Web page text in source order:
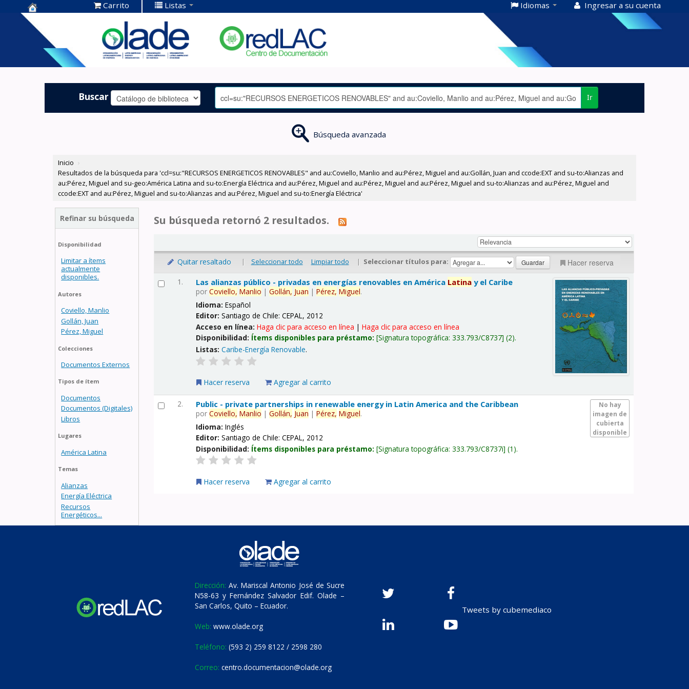
Centro de
Documentación
OLADE -
Carrito Listas Idiomas Ingresar a su cuenta
Buscar Ir
Búsqueda avanzada
Inicio ›
Resultados de la búsqueda para 'ccl=su:"RECURSOS ENERGETICOS RENOVABLES" and au:Coviello, Manlio and au:Pérez, Miguel and au:Gollán, Juan and ccode:EXT and su-to:Alianzas and
au:Pérez, Miguel and su-geo:América Latina and su-to:Energía Eléctrica and au:Pérez, Miguel and au:Pérez, Miguel and au:Pérez, Miguel and su-to:Alianzas and au:Pérez, Miguel and
ccode:EXT and au:Pérez, Miguel and su-to:Alianzas and au:Pérez, Miguel and su-to:Energía Eléctrica'
Refinar su búsqueda
Disponibilidad
Limitar a ítems
actualmente
disponibles.
Autores
Coviello, Manlio
Gollán, Juan
Pérez, Miguel
Colecciones
Documentos Externos
Tipos de ítem
Documentos
Documentos (Digitales)
Libros
Lugares
América Latina
Temas
Alianzas
Energía Eléctrica
Recursos
Energéticos...
Su búsqueda retornó 2 resultados.
Quitar resaltado | Seleccionar todo Limpiar todo | Seleccionar títulos para: Hacer reserva
1. Las alianzas público - privadas en energías renovables en América Latina y el Caribe
porCoviello, Manlio |Gollán, Juan |Pérez, Miguel.
Idioma:Español
Editor:Santiago de Chile: CEPAL, 2012
Acceso en línea:Haga clic para acceso en línea |Haga clic para acceso en línea
Disponibilidad: Ítems disponibles para préstamo: Signatura topográfica:333.793/C8737 (2).
Listas: Caribe-Energía Renovable.
Hacer reserva Agregar al carrito
2.
No hay
imagen de
cubierta
disponible
Public - private partnerships in renewable energy in Latin America and the Caribbean
porCoviello, Manlio |Gollán, Juan |Pérez, Miguel.
Idioma:Inglés
Editor:Santiago de Chile: CEPAL, 2012
Disponibilidad: Ítems disponibles para préstamo: Signatura topográfica:333.793/C8737i (1).
Hacer reserva Agregar al carrito
Dirección: Av. Mariscal Antonio José de Sucre
N58-63 y Fernández Salvador Edif. Olade –
San Carlos, Quito – Ecuador.
Web: www.olade.org
Teléfono: (593 2) 259 8122 / 2598 280
Correo: centro.documentacion@olade.org
Tweets by cubemediaco